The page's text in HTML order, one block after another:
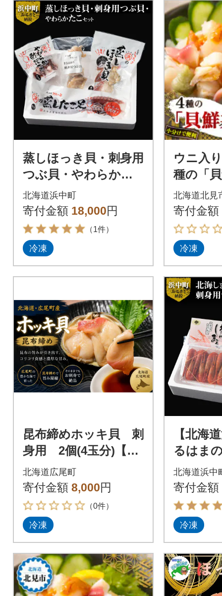
蒸しほっき貝・刺身用
つぶ貝・やわらかた
こセット_H0001-110
北海道浜中町
寄付金額 18,000円
（1件）
冷凍
ウニ入
種の「
ト 12食
ッキ貝
タテ、
で便利
北海道北見
寄付金額
冷凍
昆布締めホッキ貝 刺
身用 2個(4玉分)【ホ
ッキ貝 北寄貝 刺
身 昆布締め 北海道
産】(0139)
北海道広尾町
寄付金額 8,000円
（0件）
冷凍
【北海
るはま
ット(え
貝・つ
H0001-
北海道浜中
寄付金額
冷凍